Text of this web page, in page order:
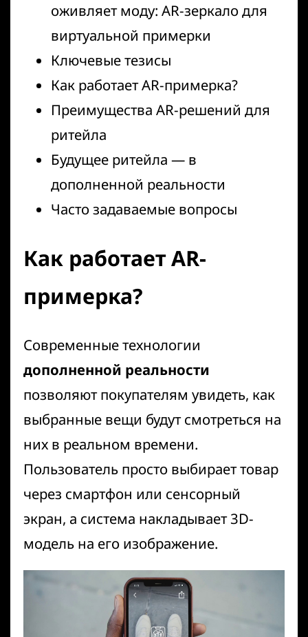
оживляет моду: AR-зеркало для
виртуальной примерки
Ключевые тезисы
Как работает AR-примерка?
Преимущества AR-решений для
ритейла
Будущее ритейла — в
дополненной реальности
Часто задаваемые вопросы
Как работает AR-
примерка?
Современные технологии
дополненной реальности
позволяют покупателям увидеть, как
выбранные вещи будут смотреться на
них в реальном времени.
Пользователь просто выбирает товар
через смартфон или сенсорный
экран, а система накладывает 3D-
модель на его изображение.